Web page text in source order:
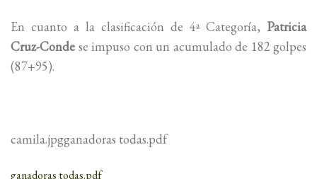
En cuanto a la clasificación de 4ª Categoría, Patricia
Cruz-Conde se impuso con un acumulado de 182 golpes
(87+95).
camila.jpgganadoras todas.pdf
ganadoras todas.pdf